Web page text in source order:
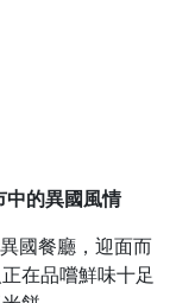
中的異國風情
國餐廳，迎面而
在品嚐鮮味十足